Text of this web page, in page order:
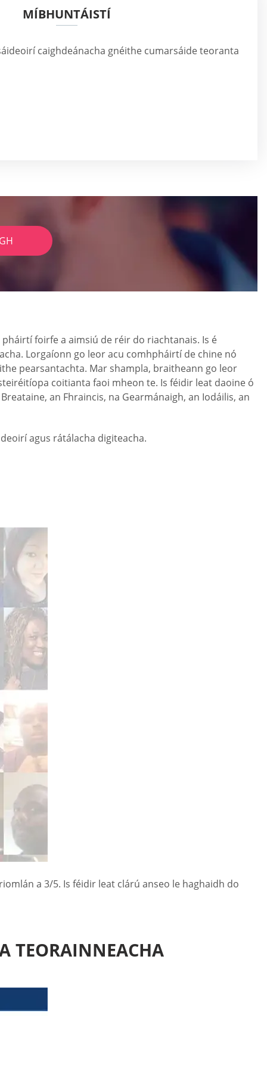
MÍBHUNTÁISTÍ
caighdeánacha gnéithe cumarsáide teoranta
foirfe a aimsiú de réir do riachtanais. Is é
Lorgaíonn go leor acu comhpháirtí de chine nó
pearsantachta. Mar shampla, braitheann go leor
coitianta faoi mheon te. Is féidir leat daoine ó
an Fhraincis, na Gearmánaigh, an Iodáilis, an
agus rátálacha digiteacha.
a 3/5. Is féidir leat clárú anseo le haghaidh do
TEORAINNEACHA